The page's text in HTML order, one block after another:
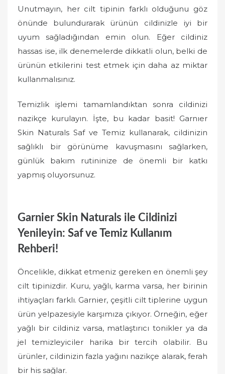
Unutmayın, her cilt tipinin farklı olduğunu göz
önünde bulundurarak ürünün cildinizle iyi bir
uyum sağladığından emin olun. Eğer cildiniz
hassas ise, ilk denemelerde dikkatli olun, belki de
ürünün etkilerini test etmek için daha az miktar
kullanmalısınız.
Temizlik işlemi tamamlandıktan sonra cildinizi
nazikçe kurulayın. İşte, bu kadar basit! Garnıer
Skin Naturals Saf ve Temiz kullanarak, cildinizin
sağlıklı bir görünüme kavuşmasını sağlarken,
günlük bakım rutininize de önemli bir katkı
yapmış oluyorsunuz.
Garnier Skin Naturals ile Cildinizi
Yenileyin: Saf ve Temiz Kullanım
Rehberi!
Öncelikle, dikkat etmeniz gereken en önemli şey
cilt tipinizdir. Kuru, yağlı, karma varsa, her birinin
ihtiyaçları farklı. Garnier, çeşitli cilt tiplerine uygun
ürün yelpazesiyle karşımıza çıkıyor. Örneğin, eğer
yağlı bir cildiniz varsa, matlaştırıcı tonikler ya da
jel temizleyiciler harika bir tercih olabilir. Bu
ürünler, cildinizin fazla yağını nazikçe alarak, ferah
bir his sağlar.